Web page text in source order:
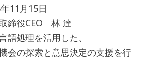
月15日
締役CEO 林 達
語処理を活用した、
索と意思決定の支援を行